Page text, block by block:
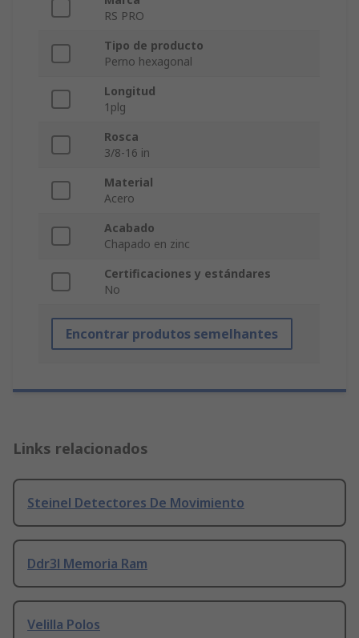
RS PRO
Tipo de producto
Perno hexagonal
Longitud
1plg
Rosca
3/8-16 in
Material
Acero
Acabado
Chapado en zinc
Certificaciones y estándares
No
Encontrar produtos semelhantes
Links relacionados
Steinel Detectores De Movimiento
Ddr3l Memoria Ram
Velilla Polos